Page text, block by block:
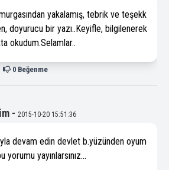
yakalamış, tebrik ve teşekk
doyurucu bir yazı..Keyifle, bilgilenerek
okudum.Selamlar..
0Beğenme
- 2015-10-20 15:51:36
devam edin devlet b.yüzünden oyum
yorumu yayınlarsınız...